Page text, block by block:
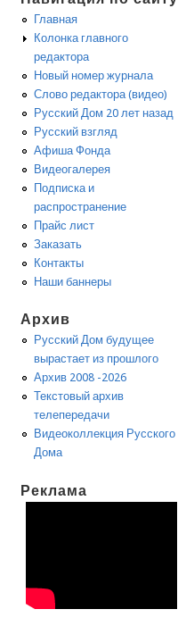
Главная
Колонка главного
редактора
Новый номер журнала
Слово редактора (видео)
Русский Дом 20 лет назад
Русский взгляд
Афиша Фонда
Видеогалерея
Подписка и
распространение
Прайс лист
Заказать
Контакты
Наши баннеры
Архив
Русский Дом будущее
вырастает из прошлого
Архив 2008 -2026
Текстовый архив
телепередачи
Видеоколлекция Русского
Дома
Реклама